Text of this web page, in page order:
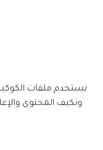
نستخدم ملفات
ونكيف المحتوى